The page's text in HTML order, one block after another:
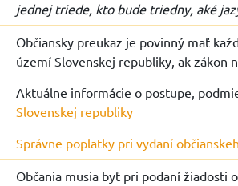
jednej triede, kto bude triedny, aké
Občiansky preukaz je povinný mať
území Slovenskej republiky, ak zákon
Aktuálne informácie o postupe,
Slovenskej republiky
Správne poplatky pri vydaní
Občania musia byť pri podaní žiadosti